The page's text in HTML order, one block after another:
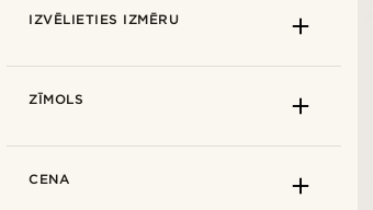
IZVĒLIETIES IZMĒRU
ZĪMOLS
CENA